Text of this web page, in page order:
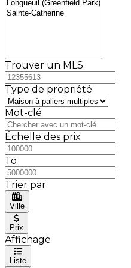
Trouver un MLS
Type de propriété
Mot-clé
Échelle des prix
To
Trier par
Ville
Prix
Affichage
Liste